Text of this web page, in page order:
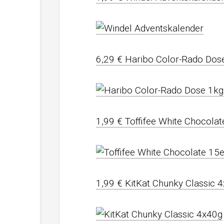
6,29 € Haribo Color-Rado
1,99 € Toffifee White
1,99 € KitKat Chunky Classic